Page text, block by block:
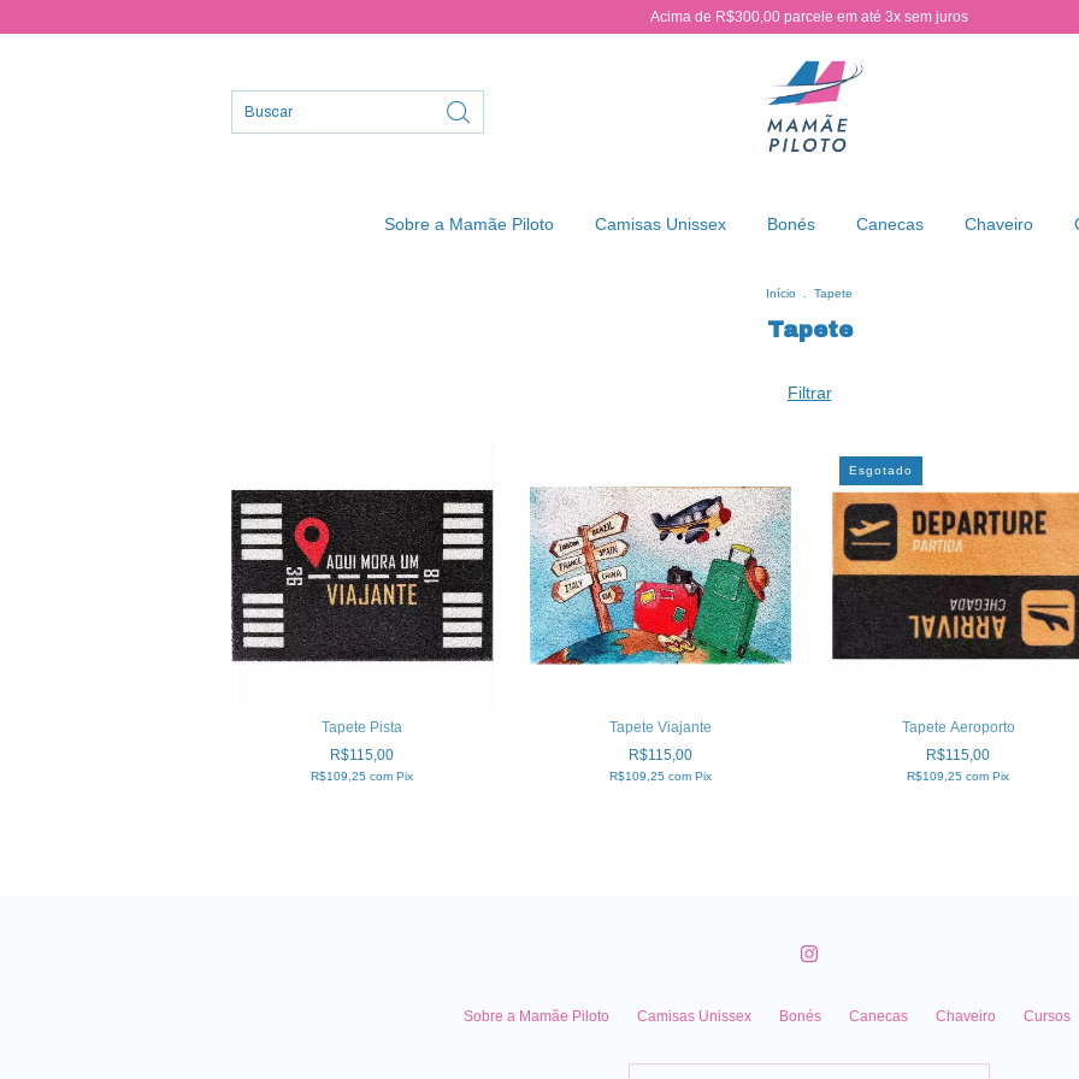
Acima de R$300,00 parcele em até 3x sem juros
Sobre a Mamãe Piloto Camisas Unissex Bonés Canecas Chaveiro
Início Tapete
Tapete
Filtrar
Tapete Pista
R$115,00
R$109,25com Pix
Tapete Viajante
R$115,00
R$109,25 com Pix
Esgotado
Tapete Aeroporto
R$115,00
R$109,25com Pix
Sobre a Mamãe Piloto Camisas Unissex Bonés Canecas Chaveiro Cursos